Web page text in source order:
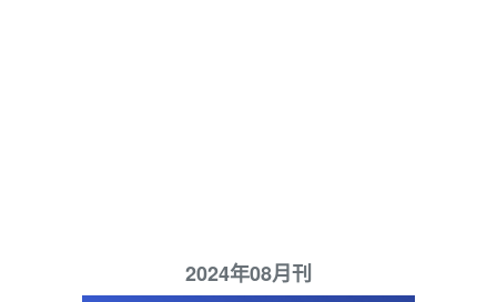
2024年08月刊